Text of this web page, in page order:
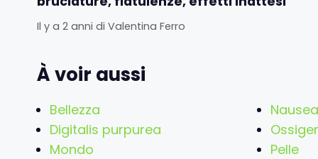
Il y a 2 anni di Valentina Ferro
À voir aussi
Bellezza
Digitalis purpurea
Mondo
Nausea
Pelle